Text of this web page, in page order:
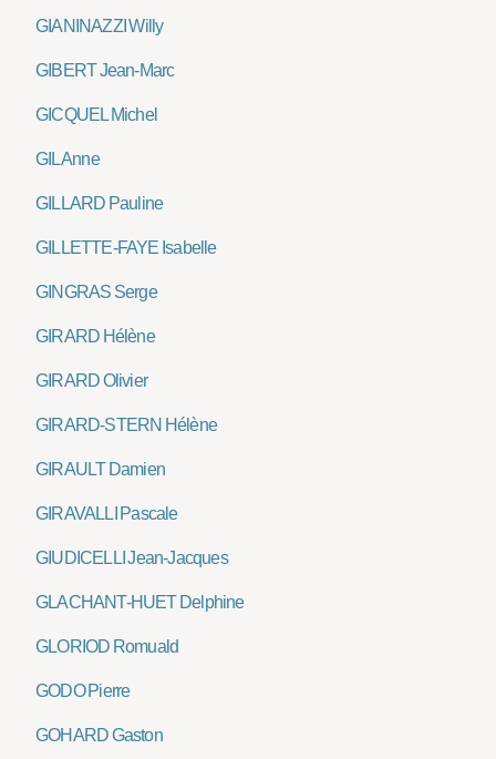
GIANINAZZI Willy
GIBERT Jean-Marc
GICQUEL Michel
GIL Anne
GILLARD Pauline
GILLETTE-FAYE Isabelle
GINGRAS Serge
GIRARD Hélène
GIRARD Olivier
GIRARD-STERN Hélène
GIRAULT Damien
GIRAVALLI Pascale
GIUDICELLI Jean-Jacques
GLACHANT-HUET Delphine
GLORIOD Romuald
GODO Pierre
GOHARD Gaston